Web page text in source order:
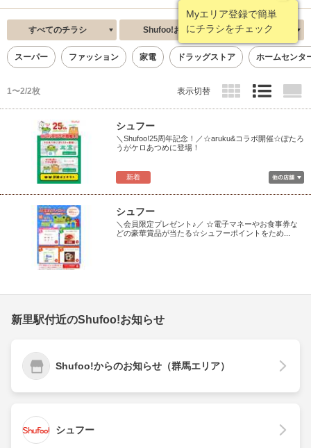
Myエリア登録で簡単
にチラシをチェック
すべてのチラシ Shufoo!お知らせ 新着順
スーパー ファッション 家電 ドラッグストア ホームセンタ
1〜2/2枚 表示切替
新着
シュフー
＼Shufoo!25周年記念！／☆aruku&コラボ開催☆ぽたろ
うがケロあつめに登場！
シュフー
＼会員限定プレゼント♪／ ☆電子マネーやお食事券な
どの豪華賞品が当たる☆シュフーポイントをため...
新里駅付近のShufoo!お知らせ
Shufoo!からのお知らせ（群馬エリア）
シュフー